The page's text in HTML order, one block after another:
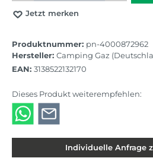
Jetzt merken
Produktnummer: pn-4000872962
Hersteller: Camping Gaz
EAN: 3138522132170
Dieses Produkt weiterempfehlen:
Individuelle Anfrage